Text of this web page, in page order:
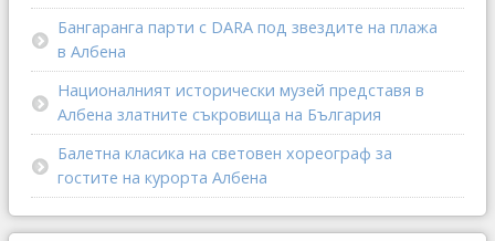
Бангаранга парти с DARA под звездите на плажа
в Албена
Националният исторически музей представя в
Албена златните съкровища на България
Балетна класика на световен хореограф за
гостите на курорта Албена